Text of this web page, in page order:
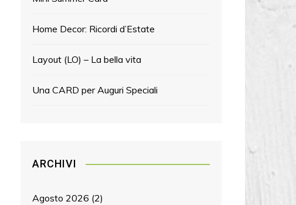
Home Decor: Ricordi d’Estate
Layout (LO) – La bella vita
Una CARD per Auguri Speciali
ARCHIVI
Agosto 2026 (2)